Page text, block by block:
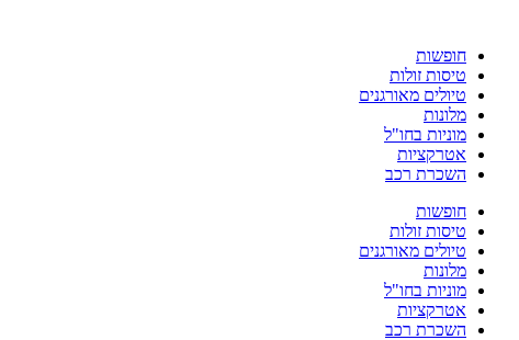
חופשות
טיסות זולות
טיולים מאורגנים
מלונות
מוניות בחו"ל
אטרקציות
השכרת רכב
חופשות
טיסות זולות
טיולים מאורגנים
מלונות
מוניות בחו"ל
אטרקציות
השכרת רכב